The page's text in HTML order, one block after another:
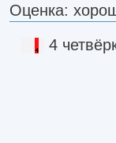
Оценка:
4